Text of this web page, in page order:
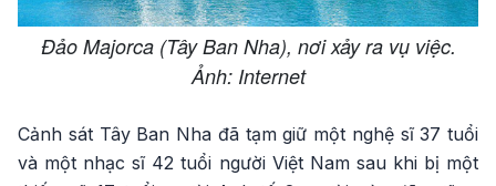
Đảo Majorca (Tây Ban Nha), nơi xảy ra vụ việc.
Ảnh: Internet
Cảnh sát Tây Ban Nha đã tạm giữ một nghệ sĩ 37 tuổi
và một nhạc sĩ 42 tuổi người Việt Nam sau khi bị một